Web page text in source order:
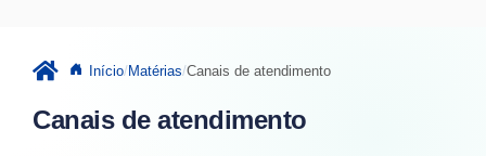
Início Matérias Canais de atendimento
Canais de atendimento